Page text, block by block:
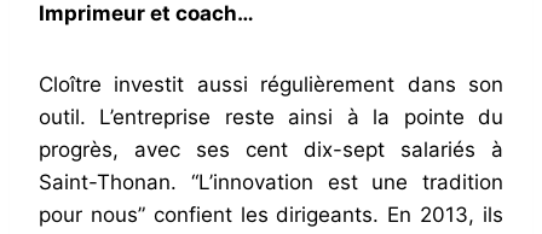
Imprimeur et coach…
Cloître investit aussi régulièrement dans son
outil. L’entreprise reste ainsi à la pointe du
progrès, avec ses cent dix-sept salariés à
Saint-Thonan. “L’innovation est une tradition
pour nous” confient les dirigeants. En 2013, ils